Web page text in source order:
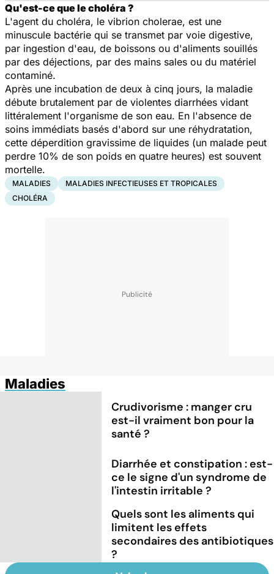
Qu'est-ce que le choléra ?
L'agent du choléra, le vibrion cholerae, est une
minuscule bactérie qui se transmet par voie digestive,
par ingestion d'eau, de boissons ou d'aliments souillés
par des déjections, par des mains sales ou du matériel
contaminé.
Après une incubation de deux à cinq jours, la maladie
débute brutalement par de violentes diarrhées vidant
littéralement l'organisme de son eau. En l'absence de
soins immédiats basés d'abord sur une réhydratation,
cette déperdition gravissime de liquides (un malade peut
perdre 10% de son poids en quatre heures) est souvent
mortelle.
MALADIES
MALADIES INFECTIEUSES ET TROPICALES
CHOLÉRA
Maladies
Crudivorisme : manger cru
est-il vraiment bon pour la
santé ?
Diarrhée et constipation : est-
ce le signe d'un syndrome de
l'intestin irritable ?
Quels sont les aliments qui
limitent les effets
secondaires des antibiotiques
?